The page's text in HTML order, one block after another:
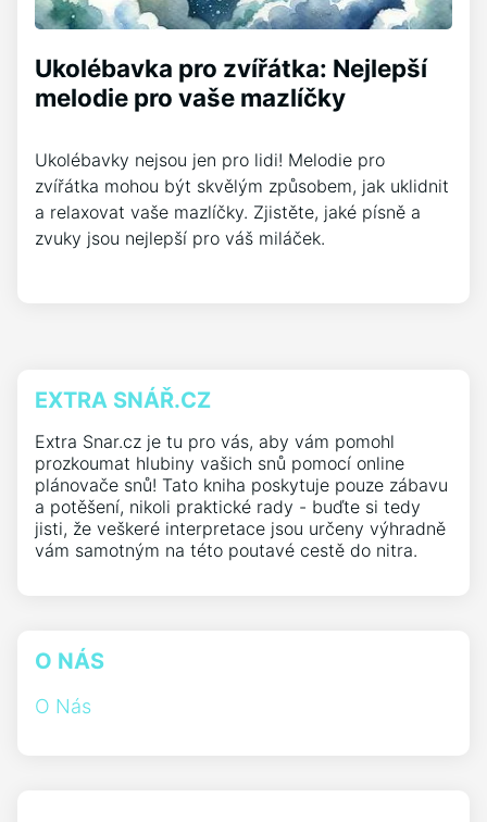
Ukolébavka pro zvířátka: Nejlepší
melodie pro vaše mazlíčky
Ukolébavky nejsou jen pro lidi! Melodie pro
zvířátka mohou být skvělým způsobem, jak uklidnit
a relaxovat vaše mazlíčky. Zjistěte, jaké písně a
zvuky jsou nejlepší pro váš miláček.
EXTRA SNÁŘ.CZ
Extra Snar.cz je tu pro vás, aby vám pomohl
prozkoumat hlubiny vašich snů pomocí online
plánovače snů! Tato kniha poskytuje pouze zábavu
a potěšení, nikoli praktické rady - buďte si tedy
jisti, že veškeré interpretace jsou určeny výhradně
vám samotným na této poutavé cestě do nitra.
O NÁS
O Nás